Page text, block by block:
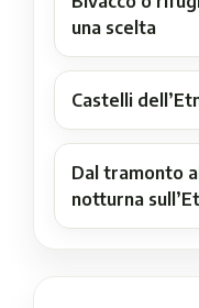
una scelta
Castelli
Dal tramonto
notturna